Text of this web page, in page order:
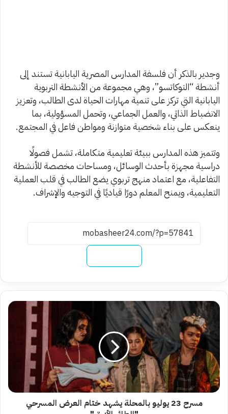
وجدير بالذكر أن فلسفة المدارس المصرية اليابانية تستند إلى
أنشطة “التوكاتسو”، وهي مجموعة من الأنشطة التربوية
اليابانية التي تركز على تنمية مهارات الحياة لدى الطالب، وتعزيز
الانضباط الذاتي، والعمل الجماعي، وتحمل المسؤولية، بما
ينعكس على بناء شخصية متوازنة ومواطن فاعل في المجتمع.
وتتميز هذه المدارس ببيئة تعليمية متكاملة، تشمل فصولًا
دراسية مجهزة بأحدث الوسائل، ومساحات مخصصة للأنشطة
التفاعلية، مع اعتماد منهج تربوي يضع الطالب في قلب العملية
التعليمية، ويمنح المعلم دورًا قياديًا في التوجيه والإشراف.
مسرح
يوليو
بالمحلة
يشهد
ختام
العرض
المسرحي
"الطائر
الأزرق"
مسرح 23 يوليو بالمحلة يشهد ختام العرض المسرحي